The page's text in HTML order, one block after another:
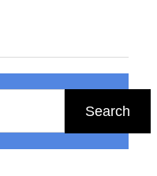
Search